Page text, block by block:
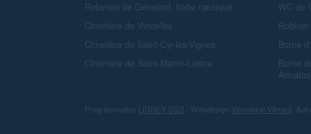
Robinets de Génelard, halte nautique
Cimetière de Viricelles
Cimetière de Saint-Cyr-les-Vignes
Cimetière de Saint-Martin-Lestra
WC de
Borne
Borne
Programmation LIGNEY SS2I - Webdesign Véronique Vilmant .